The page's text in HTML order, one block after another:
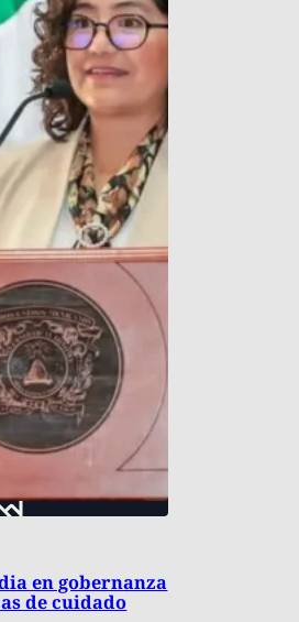
en gobernanza
de cuidado